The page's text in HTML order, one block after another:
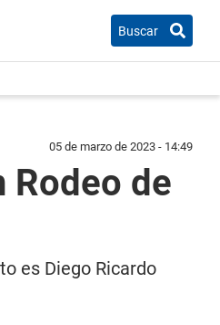
Buscar
05 de marzo de 2023 - 14:49
de
es Diego Ricardo